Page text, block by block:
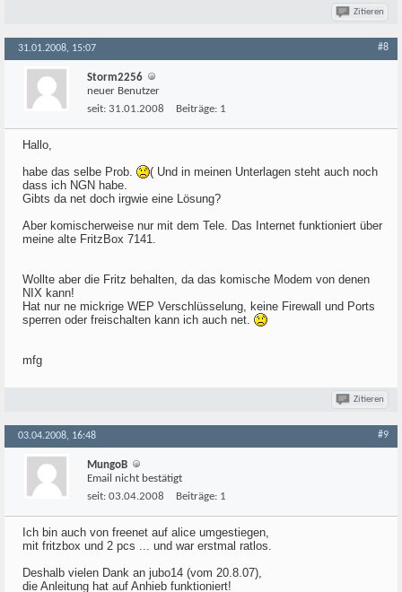
Zitieren
31.01.2008, 15:07 #8
Storm2256
neuer Benutzer
seit: 31.01.2008 Beiträge: 1
Hallo,
habe das selbe Prob.
( Und in meinen Unterlagen steht auch noch
dass ich NGN habe.
Gibts da net doch irgwie eine Lösung?
Aber komischerweise nur mit dem Tele. Das Internet funktioniert über
meine alte FritzBox 7141.
Wollte aber die Fritz behalten, da das komische Modem von denen
NIX kann!
Hat nur ne mickrige WEP Verschlüsselung, keine Firewall und Ports
sperren oder freischalten kann ich auch net.
mfg
Zitieren
03.04.2008, 16:48 #9
MungoB
Email nicht bestätigt
seit: 03.04.2008 Beiträge: 1
Ich bin auch von freenet auf alice umgestiegen,
mit fritzbox und 2 pcs ... und war erstmal ratlos.
Deshalb vielen Dank an jubo14 (vom 20.8.07),
die Anleitung hat auf Anhieb funktioniert!